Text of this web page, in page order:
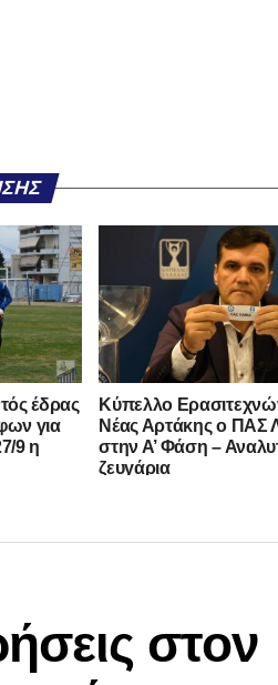
έδρας
για
9 η
Kύπελλο
Nέας Αρτάκης ο ΠΑΣ
στην Α’ Φάση –
ζευγάρια
στον